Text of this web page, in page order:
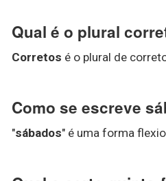
Qual é o plural
Corretos é o plural de
Como se escreve
"sábados" é uma forma